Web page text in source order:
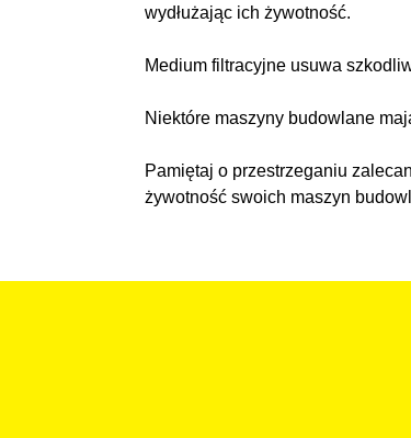
wydłużając ich żywotność.
Medium filtracyjne usuwa
Niektóre maszyny budowlane
Pamiętaj o przestrzeganiu
żywotność swoich maszyn